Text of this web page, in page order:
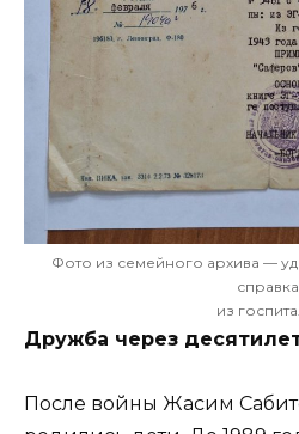
Фото из семейного архива —
справка
из
Дружба через
После войны Жасим